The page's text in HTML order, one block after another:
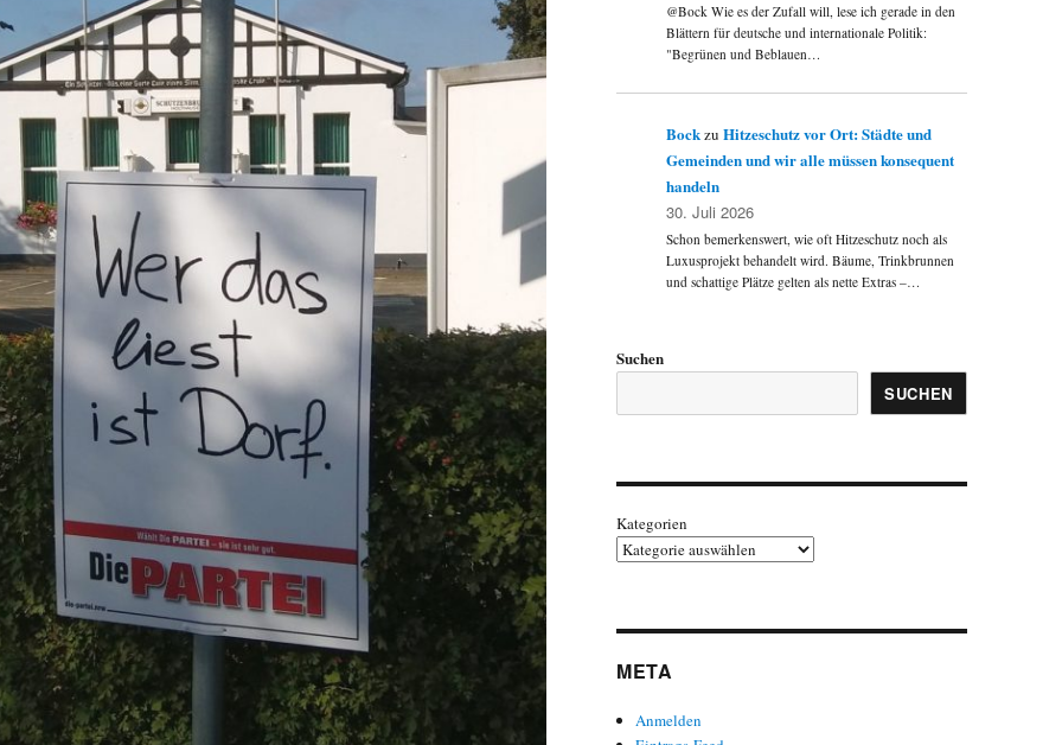
@Bock Wie es der Zufall will, lese ich gerade in den
Blättern für deutsche und internationale Politik:
"Begrünen und Beblauen…
BockzuHitzeschutz vor Ort: Städte und
Gemeinden und wir alle müssen konsequent
handeln
30. Juli 2026
Schon bemerkenswert, wie oft Hitzeschutz noch als
Luxusprojekt behandelt wird. Bäume, Trinkbrunnen
und schattige Plätze gelten als nette Extras –…
Suchen
SUCHEN
Kategorien
META
Anmelden